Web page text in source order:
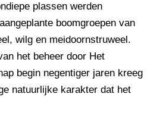
plassen werden
boomgroepen van
wilg en meidoornstruweel.
het beheer door Het
begin negentiger jaren kreeg
natuurlijke karakter dat het